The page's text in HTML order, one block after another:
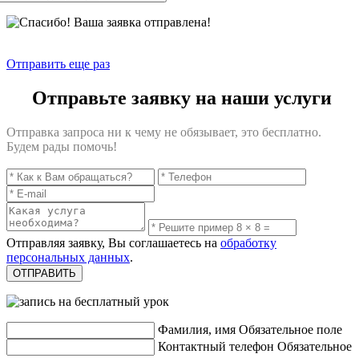
Отправить еще раз
Отправьте заявку на наши услуги
Отправка запроса ни к чему не обязывает, это бесплатно.
Будем рады помочь!
Отправляя заявку, Вы соглашаетесь на обработку
персональных данных.
Фамилия, имя Обязательное поле
Контактный телефон Обязательное